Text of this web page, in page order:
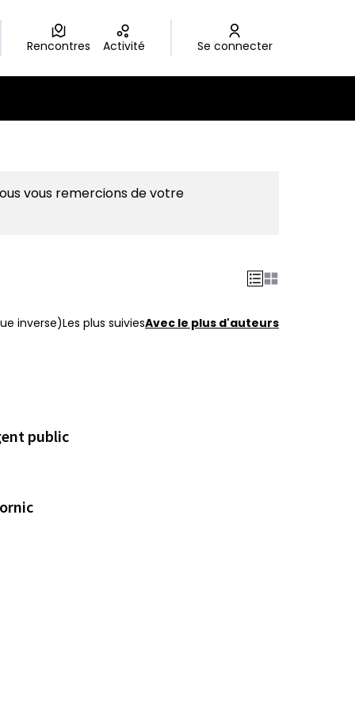
Rencontres Activité Se connecter
vous remercions de votre
inverse)Les plus suiviesAvec le plus d'auteurs
public